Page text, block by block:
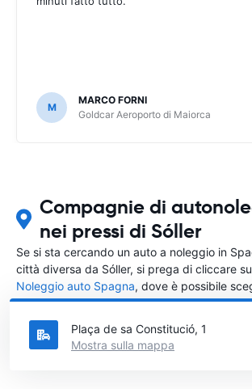
M
MARCO FORNI
Goldcar Aeroporto di Maiorca
Compagnie di
nei pressi di Sóller
Se si sta cercando un auto a noleggio in
città diversa da Sóller, si prega di cliccare
Noleggio auto Spagna, dove è possibile
città in Spagna si vuole noleggiare l'auto.
Plaça de sa Constitució, 1
Mostra sulla mappa